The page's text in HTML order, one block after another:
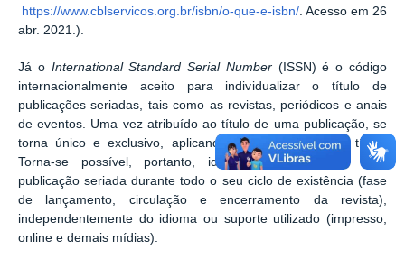
https://www.cblservicos.org.br/isbn/o-que-e-isbn/ . Acesso em 26
abr. 2021.).
Já o International Standard Serial Number (ISSN) é o código
internacionalmente aceito para individualizar o título de
publicações seriadas, tais como as revistas, periódicos e anais
de eventos. Uma vez atribuído ao título de uma publicação, se
torna único e exclusivo, aplicando-se somente àquele título.
Torna-se possível, portanto, identificar o título de uma
publicação seriada durante todo o seu ciclo de existência (fase
de lançamento, circulação e encerramento da revista),
independentemente do idioma ou suporte utilizado (impresso,
online e demais mídias).